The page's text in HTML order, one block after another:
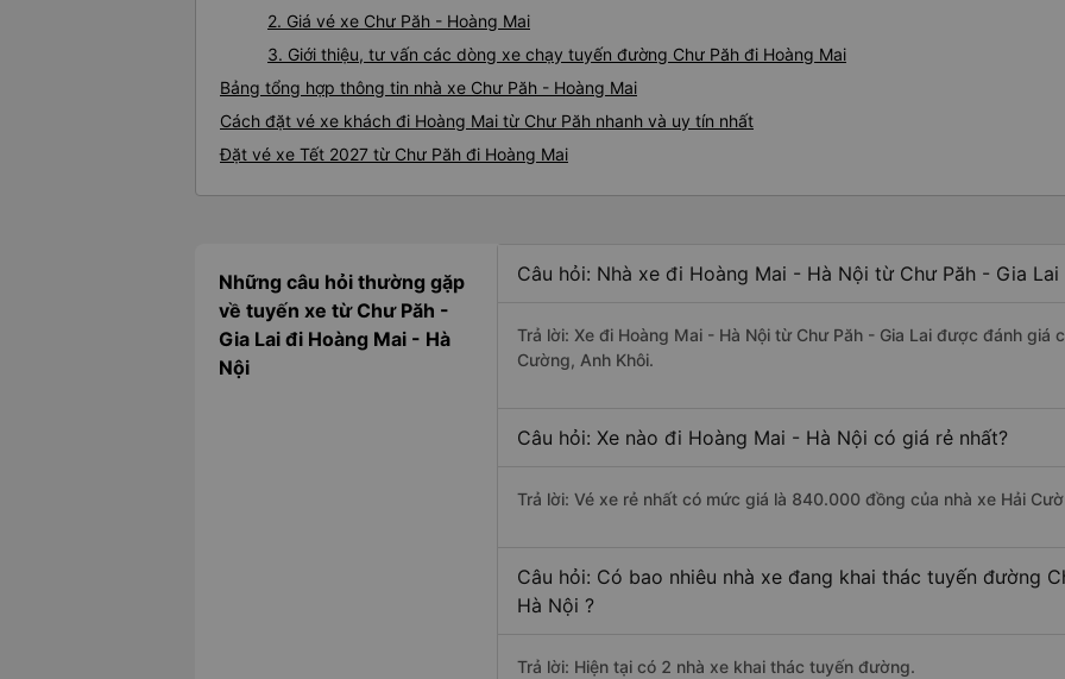
2. Giá vé xe Chư Păh - Hoàng Mai
3. Giới thiệu, tư vấn các dòng xe chạy tuyến đường Chư Păh đi Hoàng Mai
Bảng tổng hợp thông tin nhà xe Chư Păh - Hoàng Mai
Cách đặt vé xe khách đi Hoàng Mai từ Chư Păh nhanh và uy tín nhất
Đặt vé xe Tết 2027 từ Chư Păh đi Hoàng Mai
Những câu hỏi thường gặp
về tuyến xe từ Chư Păh -
Gia Lai đi Hoàng Mai - Hà
Nội
Câu hỏi: Nhà xe đi Hoàng Mai - Hà Nội từ Chư Păh - Gia
Trả lời: Xe đi Hoàng Mai - Hà Nội từ Chư Păh - Gia Lai được đánh giá
Cường, Anh Khôi.
Câu hỏi: Xe nào đi Hoàng Mai - Hà Nội có giá rẻ nhất?
Trả lời: Vé xe rẻ nhất có mức giá là 840.000 đồng của nhà xe Hải
Câu hỏi: Có bao nhiêu nhà xe đang khai thác tuyến đường
Hà Nội ?
Trả lời: Hiện tại có 2 nhà xe khai thác tuyến đường.